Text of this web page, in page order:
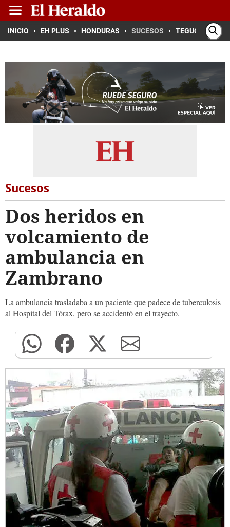
INICIO EH PLUS HONDURAS SUCESOS TEGUCIGALPA
Sucesos
Dos heridos en
volcamiento de
ambulancia en
Zambrano
La ambulancia trasladaba a un paciente que padece de tuberculosis
al Hospital del Tórax, pero se accidentó en el trayecto.